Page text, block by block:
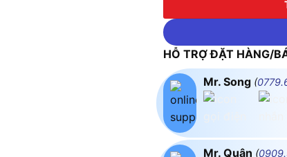
HỖ TRỢ ĐẶT HÀNG/
Mr. Song (
Mr. Quân (